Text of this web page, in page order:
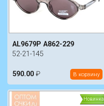
AL9679P A862-229
52-21-145
590.00 ₽ В корзину
Новинка